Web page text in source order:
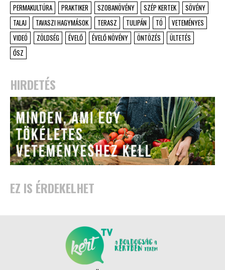
PERMAKULTÚRA
PRAKTIKER SZOBANÖVÉNY SZÉP KERTEK
SÖVÉNY
TALAJ
TAVASZI HAGYMÁSOK TERASZ TULIPÁN TÓ
VETEMÉNYES
VIDEÓ
ZÖLDSÉG ÉVELŐ ÉVELŐ NÖVÉNY ÖNTÖZÉS
ÜLTETÉS
ŐSZ
HIRDETÉS
EZ IS ÉRDEKELHET